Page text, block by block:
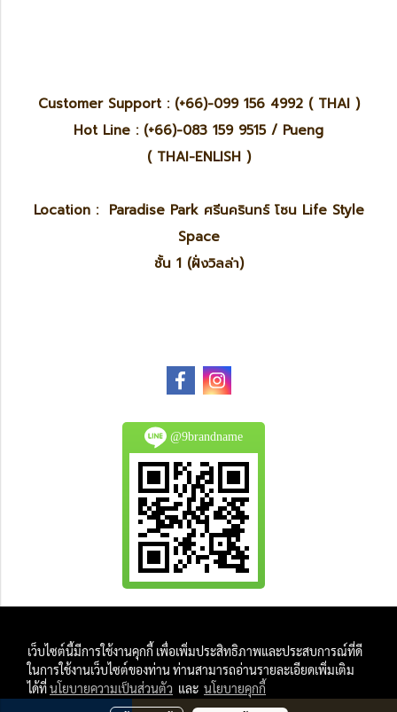
Customer Support : (+66)-099 156 4992 ( THAI )
Hot Line : (+66)-083 159 9515 / Pueng
( THAI-ENLISH )
Location : Paradise Park ศรีนครินทร์ โซน Life Style
Space
ชั้น 1 (ฝั่งวิลล่า)
@9brandname
And
All Photo in this website were taken by
เว็บไซต์นี้มีการใช้งานคุกกี้ เพื่อเพิ่มประสิทธิภาพและประสบการณ์ที่ดี
ในการใช้งานเว็บไซต์ของท่าน ท่านสามารถอ่านรายละเอียดเพิ่มเติม
ได้ที่นโยบายความเป็นส่วนตัว และ นโยบายคุกกี้